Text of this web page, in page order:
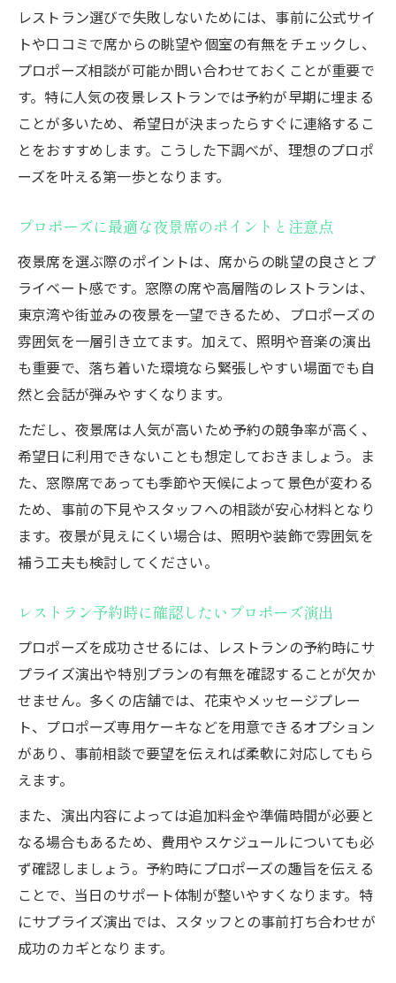
体験
サプライズ演出が映える個室プロポーズの
秘訣
プロポーズ成功率を高める個室の活用ポイ
ント
サプライズ重視なら大田区レストランの選び方
サプライズ演出が得意な大田区レストラン
の基準
レストランスタッフと連携するサプライズ
の流れ
プロポーズに最適なサプライズプラン事例
紹介
法
大事な瞬間を支えるプロポーズ準備の基本
プロポーズ成功のための事前準備と流れ
予約から演出までプロポーズ計画の進め方
サプライズありのプロポーズ準備完全マニ
プロポーズ前に知りたい注意点とQ&A
費用感やルールを把握したプロポーズ準備
法
安心して進める大田区プロポーズ当日の流れ
プロポーズ当日の段取りと流れの全体像
プロポーズ当日の会場入りから演出までの
サプライズ演出込みのプロポーズ当日対策
法
プロポーズ当日によくあるトラブルと対処
法
スタッフ連携で安心のプロポーズ進行術
レストラン選びで失敗しないためには、事前に公式サイ
トや口コミで席からの眺望や個室の有無をチェックし、
プロポーズ相談が可能か問い合わせておくことが重要で
す。特に人気の夜景レストランでは予約が早期に埋まる
ことが多いため、希望日が決まったらすぐに連絡するこ
とをおすすめします。こうした下調べが、理想のプロポ
ーズを叶える第一歩となります。
プロポーズに最適な夜景席のポイントと注意点
夜景席を選ぶ際のポイントは、席からの眺望の良さとプ
ライベート感です。窓際の席や高層階のレストランは、
東京湾や街並みの夜景を一望できるため、プロポーズの
雰囲気を一層引き立てます。加えて、照明や音楽の演出
も重要で、落ち着いた環境なら緊張しやすい場面でも自
然と会話が弾みやすくなります。
ただし、夜景席は人気が高いため予約の競争率が高く、
希望日に利用できないことも想定しておきましょう。ま
た、窓際席であっても季節や天候によって景色が変わる
ため、事前の下見やスタッフへの相談が安心材料となり
ます。夜景が見えにくい場合は、照明や装飾で雰囲気を
補う工夫も検討してください。
レストラン予約時に確認したいプロポーズ演出
プロポーズを成功させるには、レストランの予約時にサ
プライズ演出や特別プランの有無を確認することが欠か
せません。多くの店舗では、花束やメッセージプレー
ト、プロポーズ専用ケーキなどを用意できるオプション
があり、事前相談で要望を伝えれば柔軟に対応してもら
えます。
また、演出内容によっては追加料金や準備時間が必要と
なる場合もあるため、費用やスケジュールについても必
ず確認しましょう。予約時にプロポーズの趣旨を伝える
ことで、当日のサポート体制が整いやすくなります。特
にサプライズ演出では、スタッフとの事前打ち合わせが
成功のカギとなります。